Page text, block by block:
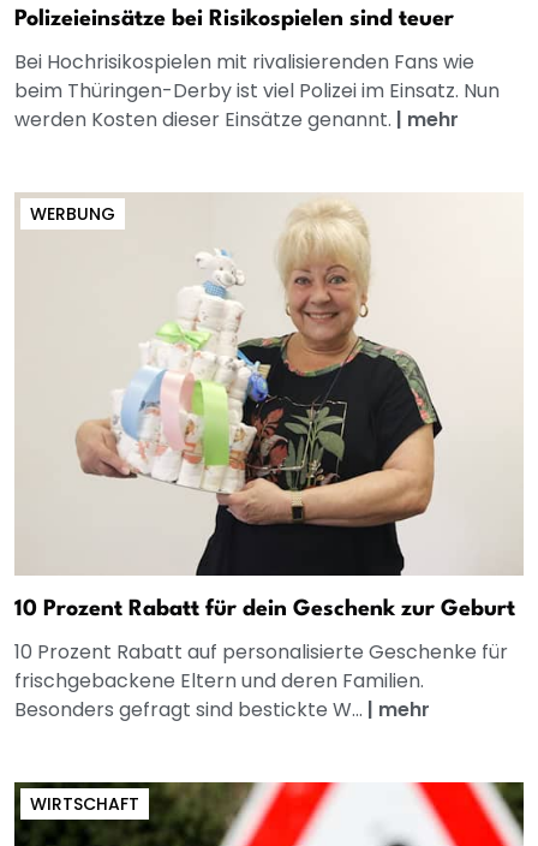
Polizeieinsätze bei Risikospielen sind teuer
Bei Hochrisikospielen mit rivalisierenden Fans wie
beim Thüringen-Derby ist viel Polizei im Einsatz. Nun
werden Kosten dieser Einsätze genannt. | mehr
WERBUNG
10 Prozent Rabatt für dein Geschenk zur Geburt
10 Prozent Rabatt auf personalisierte Geschenke für
frischgebackene Eltern und deren Familien.
Besonders gefragt sind bestickte W... | mehr
WIRTSCHAFT